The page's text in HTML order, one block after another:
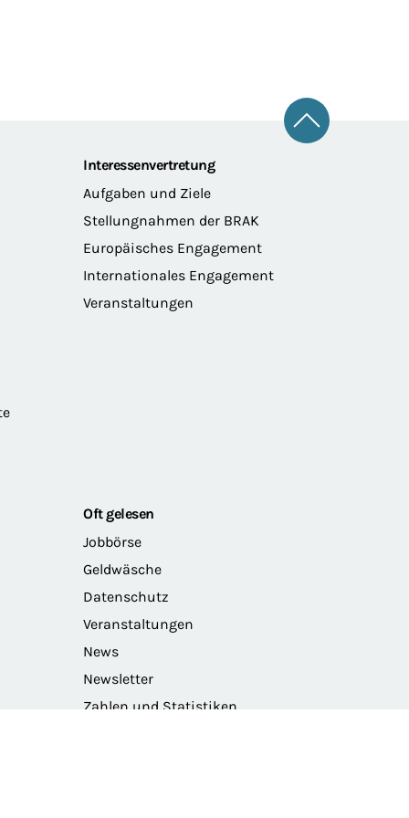
Zum
Interessenvertretung
Aufgaben und Ziele
Stellungnahmen der BRAK
Europäisches Engagement
Internationales Engagement
Veranstaltungen
Oft gelesen
Jobbörse
Geldwäsche
Datenschutz
Veranstaltungen
News
Newsletter
Zahlen und Statistiken